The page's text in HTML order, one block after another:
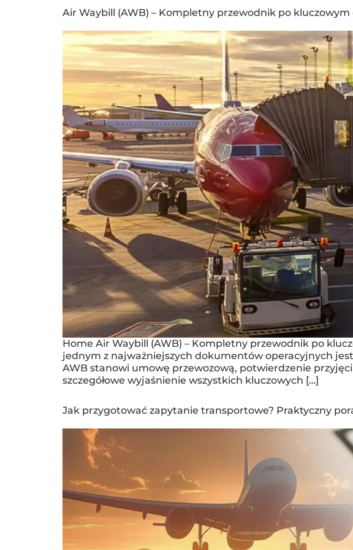
Air Waybill (AWB) – Kompletny przewodnik po
Home Air Waybill (AWB) – Kompletny przewodnik po
jednym z najważniejszych dokumentów operacyjnych
AWB stanowi umowę przewozową, potwierdzenie
szczegółowe wyjaśnienie wszystkich kluczowych […]
Jak przygotować zapytanie transportowe? Praktyczny